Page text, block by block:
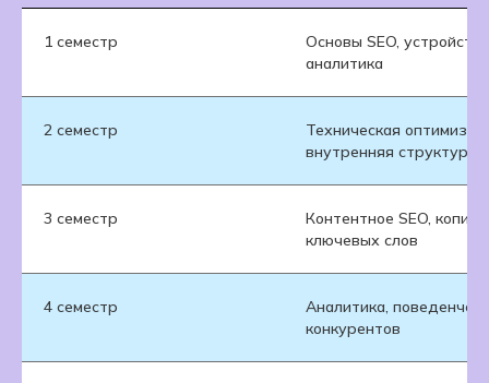
1 семестр
Основы SEO,
аналитика
2 семестр
Техническая
внутренняя структура
3 семестр
Контентное SEO,
ключевых слов
4 семестр
Аналитика,
конкурентов